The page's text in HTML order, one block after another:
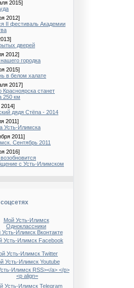
2015]
2012]
II фестиваль Академии
дверей
2012]
городка
2015]
в белом халате
2017]
Красноярска станет
250 км
дядя Стёпа - 2014
2011]
Усть-Илимска
2011]
Сентябрь 2011
2016]
с Усть-Илимском